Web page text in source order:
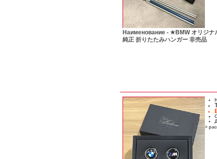
Наименование - ★BMW オリジナ
純正 折りたたみハンガー 非売品
>